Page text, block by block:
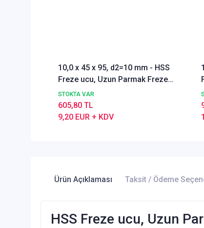
10,0 x 45 x 95, d2=10 mm - HSS
Freze ucu, Uzun Parmak Freze
DIN844, Frezeleme kesici takım,
Z=4
STOKTA VAR
9,20 EUR + KDV
605,80 TL
Ürün Açıklaması Taksit / Ödeme
HSS Freze ucu, Uzun